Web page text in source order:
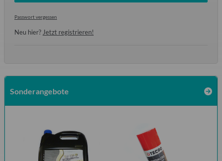
Passwort vergessen
Neu hier? Jetzt registrieren!
Sonderangebote